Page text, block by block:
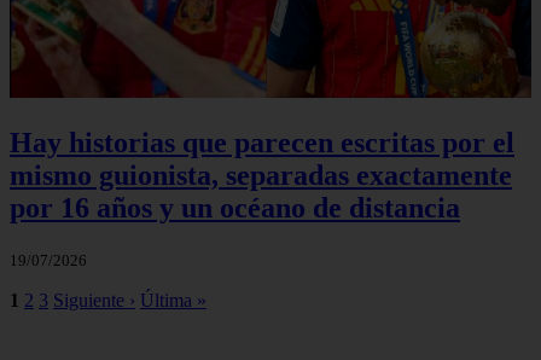
Hay historias que parecen escritas por el
mismo guionista, separadas exactamente
por 16 años y un océano de distancia
19/07/2026
1 2 3 Siguiente › Última »